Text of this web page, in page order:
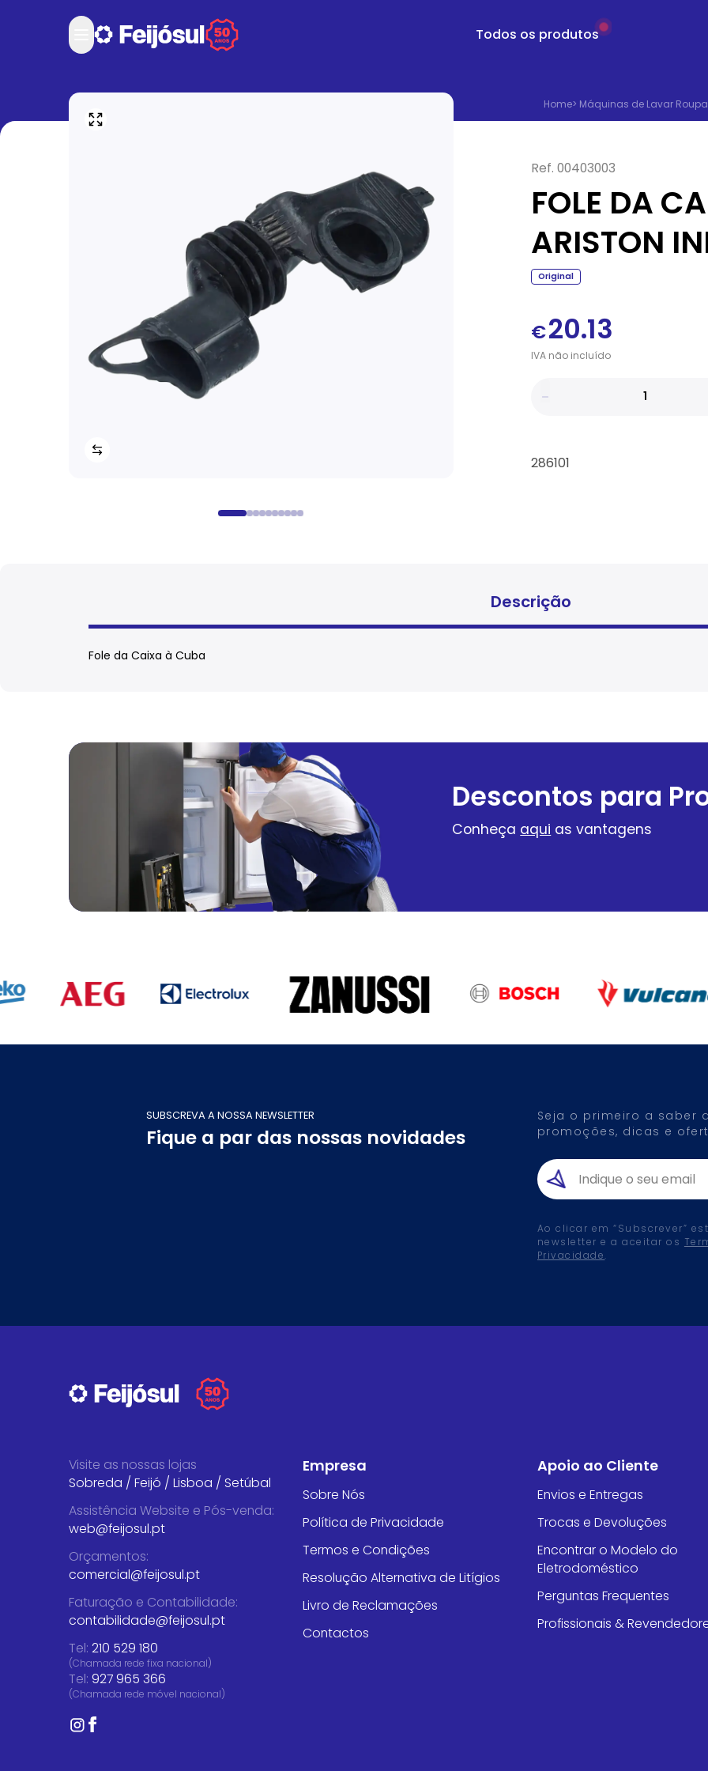
Todos os produtos
Home> Máquinas de Lavar Roupa
Ref. 00403003
FOLE DA
ARISTON
Original
€20.13
IVAnãoincluído
286101
Descrição
Fole da Caixa à Cuba
Descontos para
Conheça aqui as vantagens
SUBSCREVA A NOSSA NEWSLETTER
Fique a par das nossas novidades
Seja o primeiro a saber
promoções, dicas e
Ao clicar em “Subscrever”
newsletter e a aceitar os
Privacidade.
Visite as nossas lojas
Sobreda / Feijó / Lisboa / Setúbal
Assistência Website e Pós-venda:
web@feijosul.pt
Orçamentos:
comercial@feijosul.pt
Faturação e Contabilidade:
contabilidade@feijosul.pt
Tel: 210 529 180
(Chamada rede fixa nacional)
Tel: 927 965 366
(Chamada rede móvel nacional)
Empresa
Sobre Nós
Política de Privacidade
Termos e Condições
Resolução Alternativa de Litígios
Livro de Reclamações
Contactos
Apoio ao Cliente
Envios e Entregas
Trocas e Devoluções
Encontrar o Modelo do
Eletrodoméstico
Perguntas Frequentes
Profissionais &